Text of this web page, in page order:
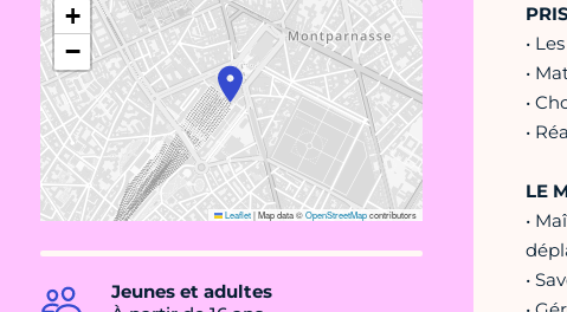
+
−
Leaflet|Map data ©OpenStreetMapcontributors
Jeunes et adultes
•
•
•
•
LE
•
•